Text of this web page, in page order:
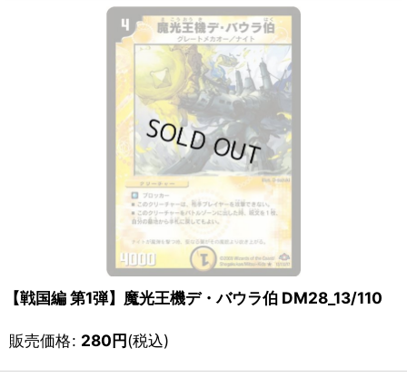
【戦国編 第1弾】魔光王機デ・バウラ伯 DM28_13/110
販売価格: 280円(税込)